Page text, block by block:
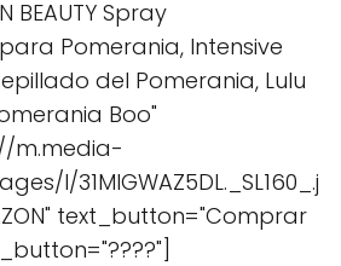
BEAUTY Spray
Pomerania, Intensive
del Pomerania, Lulu
Boo"
m.media-
I/31MlGWAZ5DL._SL160_.j
text_button="Comprar